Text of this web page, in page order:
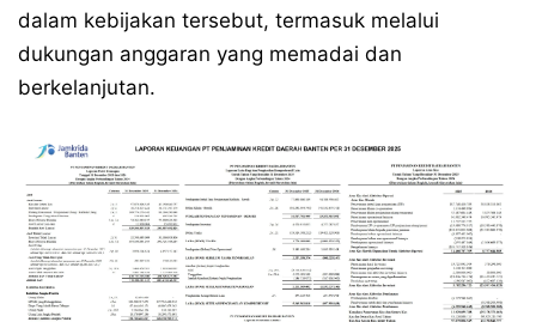
dalam kebijakan tersebut, termasuk melalui
dukungan anggaran yang memadai dan
berkelanjutan.